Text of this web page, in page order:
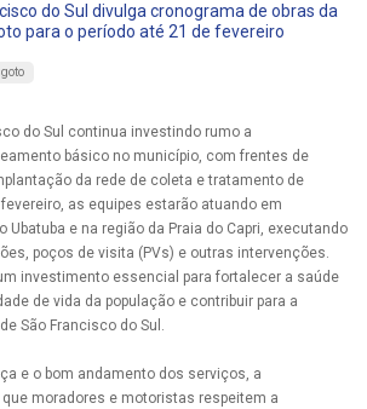
do Sul divulga cronograma de obras da
para o período até 21 de fevereiro
do Sul continua investindo rumo a
básico no município, com frentes de
da rede de coleta e tratamento de
as equipes estarão atuando em
Ubatuba e na região da Praia do Capri, executando
poços de visita (PVs) e outras intervenções.
investimento essencial para fortalecer a saúde
de vida da população e contribuir para a
São Francisco do Sul.
e o bom andamento dos serviços, a
moradores e motoristas respeitem a